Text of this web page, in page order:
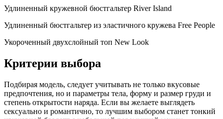
Удлиненный кружевной бюстгальтер River Island
Удлиненный бюстгальтер из эластичного кружева Free People
Укороченный двухслойный топ New Look
Критерии выбора
Подбирая модель, следует учитывать не только вкусовые
предпочтения, но и параметры тела, форму и размер груди и
степень открытости наряда. Если вы желаете выглядеть
сексуально и романтично, то лучшим выбором станет тонкий